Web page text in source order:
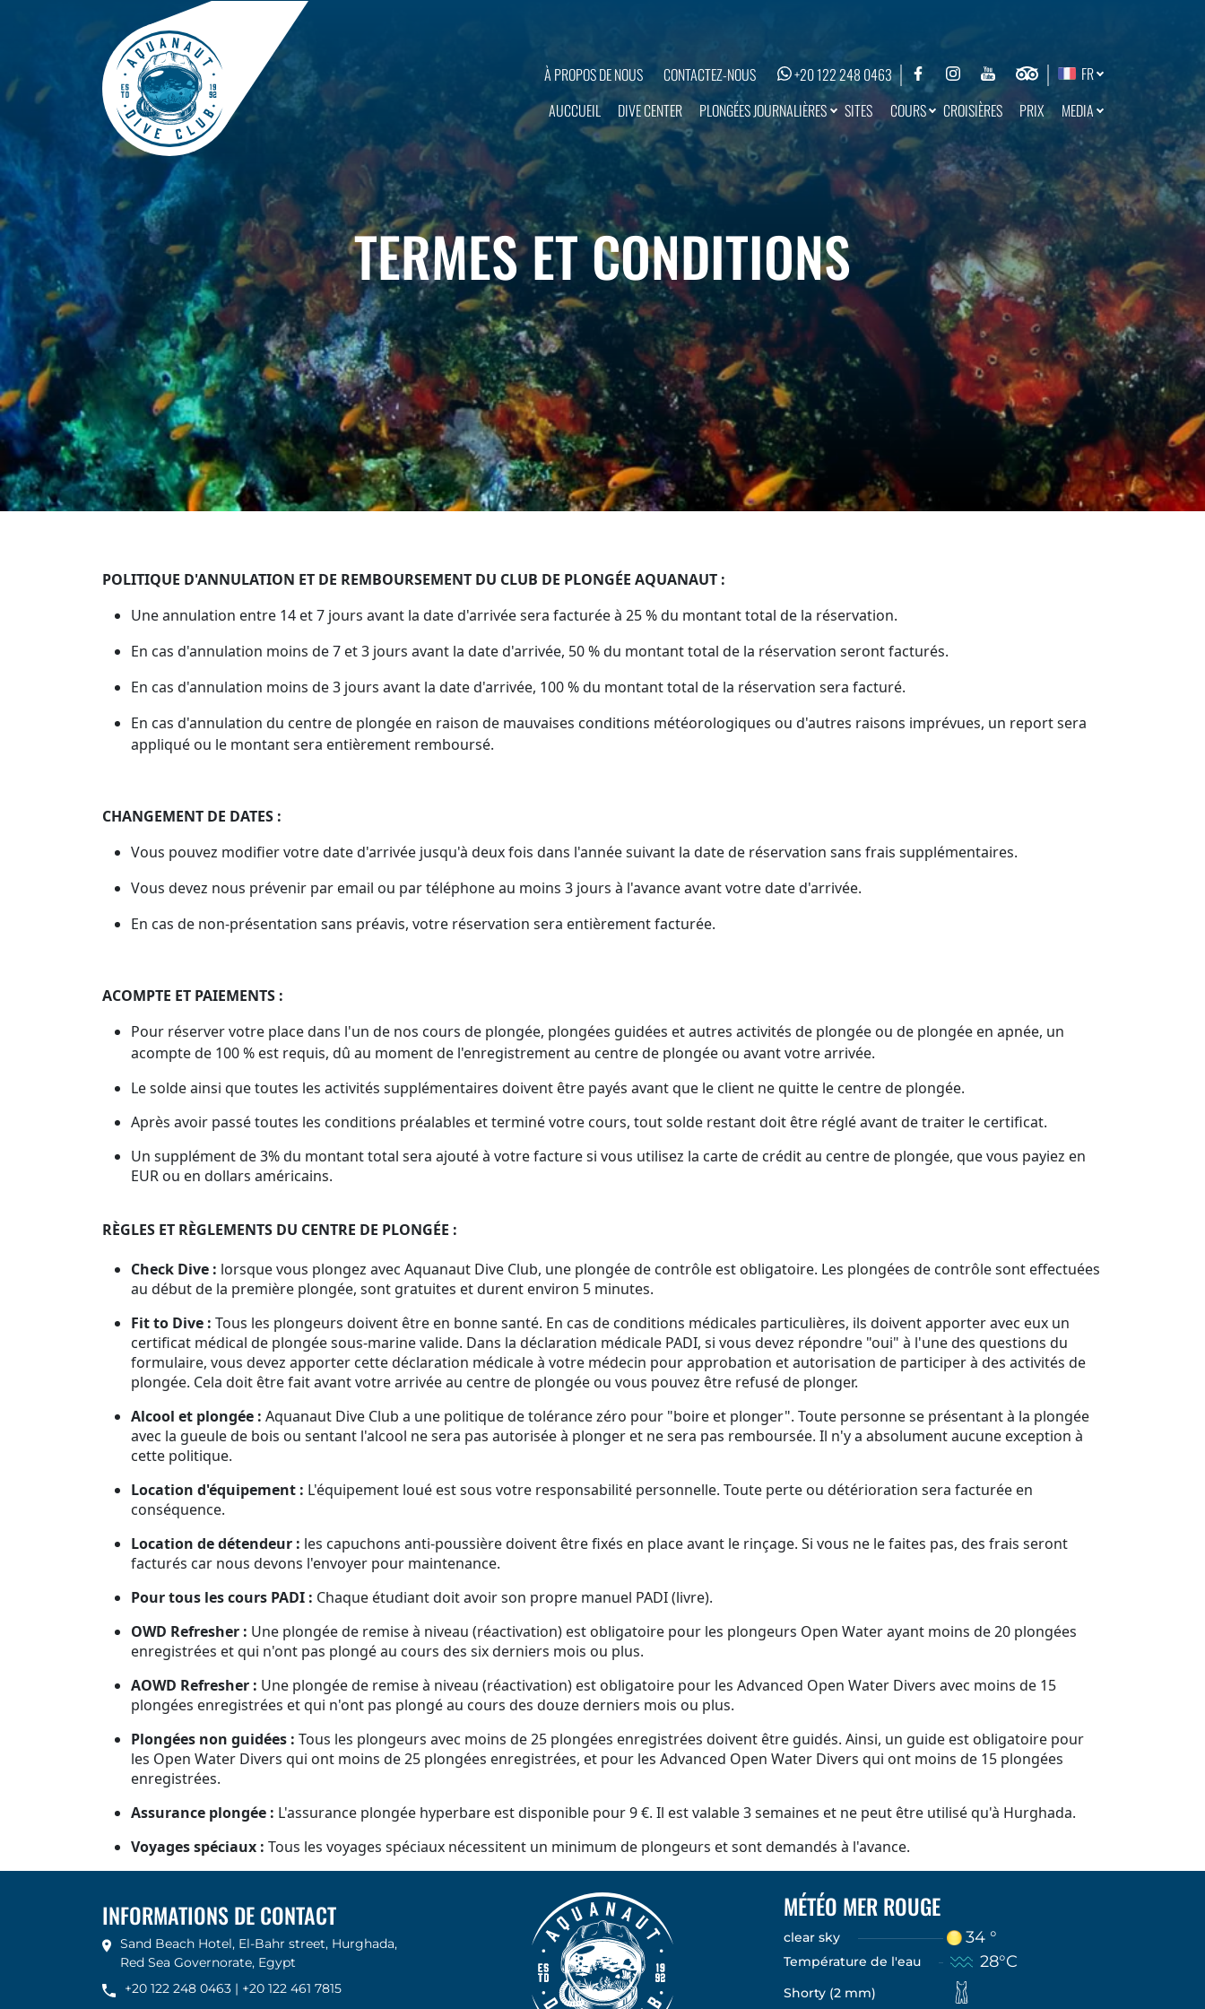
À PROPOS DE NOUS CONTACTEZ-NOUS +20 122 248 0463
FR
AUCCUEIL
DIVE CENTER PLONGÉES JOURNALIÈRES SITES COURS CROISIÈRES PRIX MEDIA
TERMES ET CONDITIONS
POLITIQUE D'ANNULATION ET DE REMBOURSEMENT DU CLUB DE PLONGÉE AQUANAUT :
Une annulation entre 14 et 7 jours avant la date d'arrivée sera facturée à 25 % du montant total de la réservation.
En cas d'annulation moins de 7 et 3 jours avant la date d'arrivée, 50 % du montant total de la réservation seront facturés.
En cas d'annulation moins de 3 jours avant la date d'arrivée, 100 % du montant total de la réservation sera facturé.
En cas d'annulation du centre de plongée en raison de mauvaises conditions météorologiques ou d'autres raisons imprévues, un report sera
appliqué ou le montant sera entièrement remboursé.
CHANGEMENT DE DATES :
Vous pouvez modifier votre date d'arrivée jusqu'à deux fois dans l'année suivant la date de réservation sans frais supplémentaires.
Vous devez nous prévenir par email ou par téléphone au moins 3 jours à l'avance avant votre date d'arrivée.
En cas de non-présentation sans préavis, votre réservation sera entièrement facturée.
ACOMPTE ET PAIEMENTS :
Pour réserver votre place dans l'un de nos cours de plongée, plongées guidées et autres activités de plongée ou de plongée en apnée, un
acompte de 100 % est requis, dû au moment de l'enregistrement au centre de plongée ou avant votre arrivée.
Le solde ainsi que toutes les activités supplémentaires doivent être payés avant que le client ne quitte le centre de plongée.
Après avoir passé toutes les conditions préalables et terminé votre cours, tout solde restant doit être réglé avant de traiter le certificat.
Un supplément de 3% du montant total sera ajouté à votre facture si vous utilisez la carte de crédit au centre de plongée, que vous payiez en
EUR ou en dollars américains.
RÈGLES ET RÈGLEMENTS DU CENTRE DE PLONGÉE :
Check Dive : lorsque vous plongez avec Aquanaut Dive Club, une plongée de contrôle est obligatoire. Les plongées de contrôle sont effectuées
au début de la première plongée, sont gratuites et durent environ 5 minutes.
Fit to Dive : Tous les plongeurs doivent être en bonne santé. En cas de conditions médicales particulières, ils doivent apporter avec eux un
certificat médical de plongée sous-marine valide. Dans la déclaration médicale PADI, si vous devez répondre "oui" à l'une des questions du
formulaire, vous devez apporter cette déclaration médicale à votre médecin pour approbation et autorisation de participer à des activités de
plongée. Cela doit être fait avant votre arrivée au centre de plongée ou vous pouvez être refusé de plonger.
Alcool et plongée : Aquanaut Dive Club a une politique de tolérance zéro pour "boire et plonger". Toute personne se présentant à la plongée
avec la gueule de bois ou sentant l'alcool ne sera pas autorisée à plonger et ne sera pas remboursée. Il n'y a absolument aucune exception à
cette politique.
Location d'équipement : L'équipement loué est sous votre responsabilité personnelle. Toute perte ou détérioration sera facturée en
conséquence.
Location de détendeur : les capuchons anti-poussière doivent être fixés en place avant le rinçage. Si vous ne le faites pas, des frais seront
facturés car nous devons l'envoyer pour maintenance.
Pour tous les cours PADI : Chaque étudiant doit avoir son propre manuel PADI (livre).
OWD Refresher : Une plongée de remise à niveau (réactivation) est obligatoire pour les plongeurs Open Water ayant moins de 20 plongées
enregistrées et qui n'ont pas plongé au cours des six derniers mois ou plus.
AOWD Refresher : Une plongée de remise à niveau (réactivation) est obligatoire pour les Advanced Open Water Divers avec moins de 15
plongées enregistrées et qui n'ont pas plongé au cours des douze derniers mois ou plus.
Plongées non guidées : Tous les plongeurs avec moins de 25 plongées enregistrées doivent être guidés. Ainsi, un guide est obligatoire pour
les Open Water Divers qui ont moins de 25 plongées enregistrées, et pour les Advanced Open Water Divers qui ont moins de 15 plongées
enregistrées.
Assurance plongée : L'assurance plongée hyperbare est disponible pour 9 €. Il est valable 3 semaines et ne peut être utilisé qu'à Hurghada.
Voyages spéciaux : Tous les voyages spéciaux nécessitent un minimum de plongeurs et sont demandés à l'avance.
INFORMATIONS DE CONTACT
Sand Beach Hotel, El-Bahr street, Hurghada,
Red Sea Governorate, Egypt
+20 122 248 0463 | +20 122 461 7815
MÉTÉO MER ROUGE
clear sky 34 °
Température de l'eau 28°C
Shorty (2 mm)